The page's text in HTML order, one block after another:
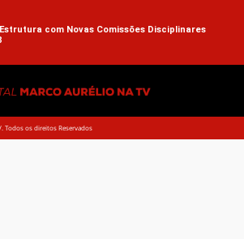
com Novas Comissões Disciplinares
Todos os direitos Reservados